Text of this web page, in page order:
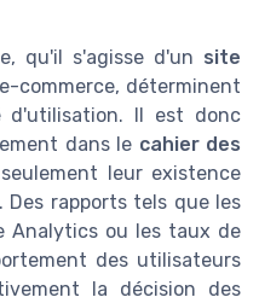
qu'il s'agisse d'un site
commerce, déterminent
Il est donc
dans le cahier des
leur existence
Des rapports tels que les
Analytics ou les taux de
des utilisateurs
la décision des